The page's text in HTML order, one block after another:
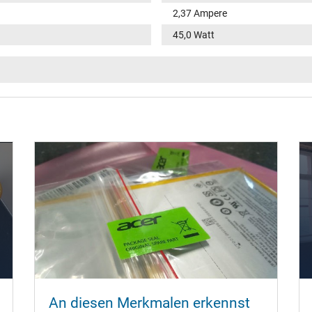
2,37 Ampere
45,0 Watt
11,0 mm
5,5 mm / 1,7 mm
1.45 m
95 mm / 38 mm / 25 mm
An diesen Merkmalen erkennst